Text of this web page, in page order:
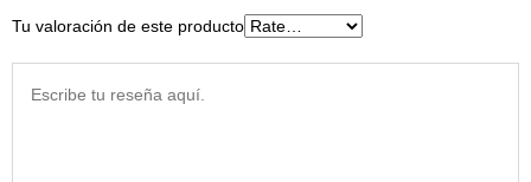
Tu valoración de este producto